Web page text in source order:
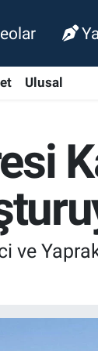
Ulusal
ve